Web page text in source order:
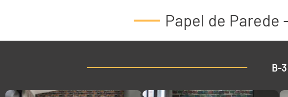
Papel de Parede
B-3